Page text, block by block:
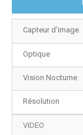
Capteur d'image
Optique
Vision Nocturne
Résolution
VIDEO